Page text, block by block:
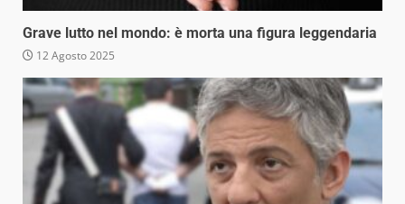
Grave lutto nel mondo: è morta una figura leggendaria
12 Agosto 2025